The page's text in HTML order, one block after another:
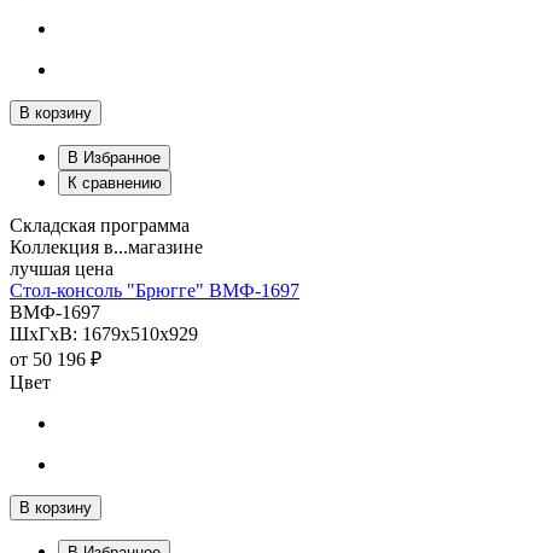
В корзину
В Избранное
К сравнению
Складская программа
Коллекция в...магазине
лучшая цена
Стол-консоль "Брюгге" ВМФ-1697
ВМФ-1697
ШхГхВ: 1679х510х929
от 50 196 ₽
Цвет
В корзину